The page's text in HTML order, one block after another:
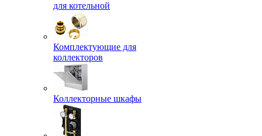
для котельной
Комплектующие для
коллекторов
Коллекторные шкафы